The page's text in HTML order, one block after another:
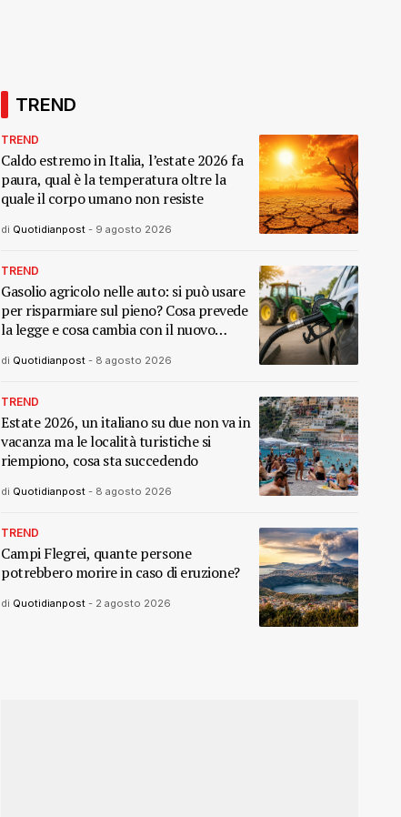
TREND
TREND
Caldo estremo in Italia, l’estate 2026 fa
paura, qual è la temperatura oltre la
quale il corpo umano non resiste
di Quotidianpost - 9 agosto 2026
TREND
Gasolio agricolo nelle auto: si può usare
per risparmiare sul pieno? Cosa prevede
la legge e cosa cambia con il nuovo
di Quotidianpost - 8 agosto 2026
TREND
Estate 2026, un italiano su due non va in
vacanza ma le località turistiche si
riempiono, cosa sta succedendo
di Quotidianpost - 8 agosto 2026
TREND
Campi Flegrei, quante persone
potrebbero morire in caso di eruzione?
di Quotidianpost - 2 agosto 2026